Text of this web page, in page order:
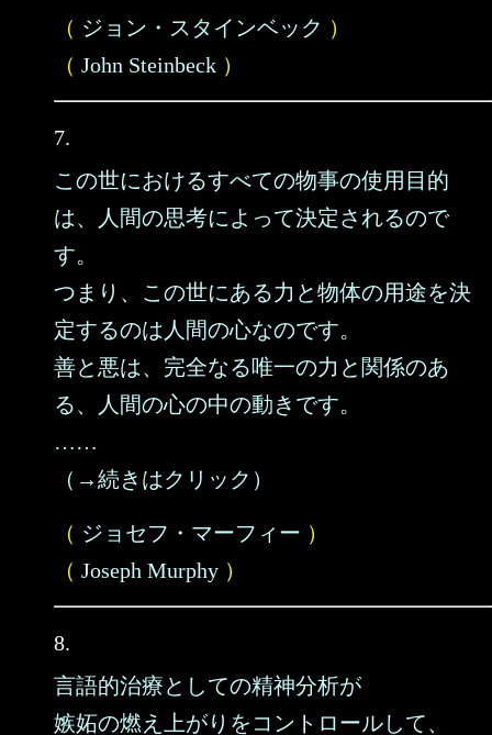
（ ジョン・スタインベック ）
（ John Steinbeck ）
7.
この世におけるすべての物事の使用目的
は、人間の思考によって決定されるので
す。
つまり、この世にある力と物体の用途を決
定するのは人間の心なのです。
善と悪は、完全なる唯一の力と関係のあ
る、人間の心の中の動きです。
……
（→続きはクリック）
（ ジョセフ・マーフィー ）
（ Joseph Murphy ）
8.
言語的治療としての精神分析が
嫉妬の燃え上がりをコントロールして、